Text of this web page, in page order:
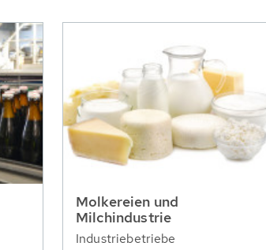
Molkereien und
Milchindustrie
Industriebetriebe